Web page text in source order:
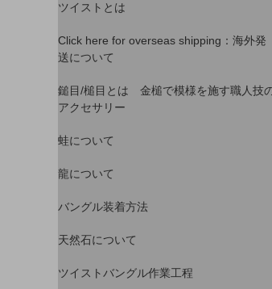
ツイストとは
Click here for overseas shipping：海外発
送について
鎚目/槌目とは 金槌で模様を施す職人技
アクセサリー
蛙について
龍について
バングル装着方法
天然石について
ツイストバングル作業工程